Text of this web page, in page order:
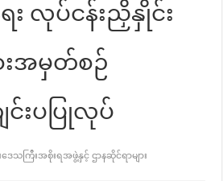
း လုပ်ငန်းညှိနှိုင်း
အမှတ်စဉ်
င်းပပြုလုပ်
ေသကြီးအစိုးရအဖွဲ့နှင့် ဌာနဆိုင်ရာများ